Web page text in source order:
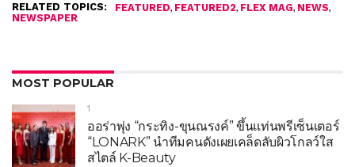
RELATED TOPICS: FEATURED, FEATURED2, FLEX MAG, NEWS,
NEWSPAPER
MOST POPULAR
1
ออร่าพุ่ง “กระทิง-ขุนณรงค์” ขึ้นแท่นพรีเซ็นเตอร์
“LONARK” นำทีมคนดังเผยเคล็ดลับผิวโกลว์ใส
สไตล์ K-Beauty